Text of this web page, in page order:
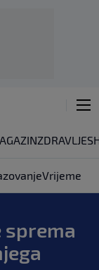
ZDRAVLJE
Vrijeme
sprema